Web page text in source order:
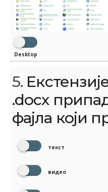
Desktop
5.
.docx
фајла који
текст
видео